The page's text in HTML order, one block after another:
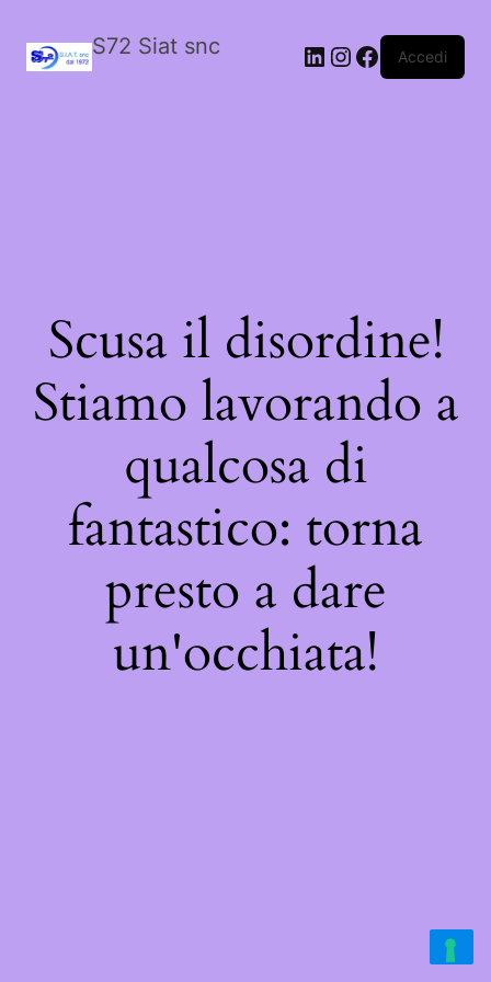
S72 Siat snc LinkedIn
Instagram
Facebook
Accedi
Scusa il disordine!
Stiamo lavorando a
qualcosa di
fantastico: torna
presto a dare
un'occhiata!